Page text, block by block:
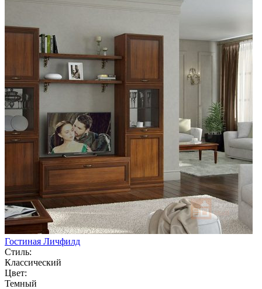
Гостиная Личфилд
Стиль:
Классический
Цвет:
Темный